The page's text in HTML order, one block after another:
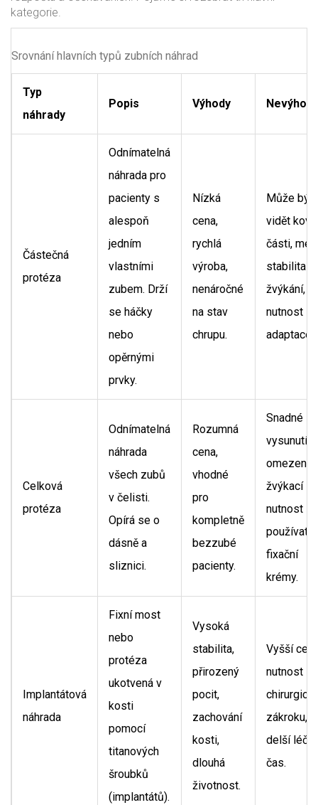
kategorie.
Srovnání hlavních typů zubních náhrad
Typ
náhrady
Popis Výhody Nevýhody
Částečná
protéza
Odnímatelná
náhrada pro
pacienty s
alespoň
jedním
vlastními
zubem. Drží
se háčky
nebo
opěrnými
prvky.
Nízká
cena,
rychlá
výroba,
nenáročné
na stav
chrupu.
Může být
vidět
části,
stabilita
žvýkání,
nutnost
adaptace.
Celková
protéza
Odnímatelná
náhrada
všech zubů
v čelisti.
Opírá se o
dásně a
sliznici.
Rozumná
cena,
vhodné
pro
kompletně
bezzubé
pacienty.
Snadné
vysunutí,
omezená
žvýkací
nutnost
používat
fixační
krémy.
Implantátová
náhrada
Fixní most
nebo
protéza
ukotvená v
kosti
pomocí
titanových
šroubků
(implantátů).
Vysoká
stabilita,
přirozený
pocit,
zachování
kosti,
dlouhá
životnost.
Vyšší
nutnost
zákroku,
delší
čas.